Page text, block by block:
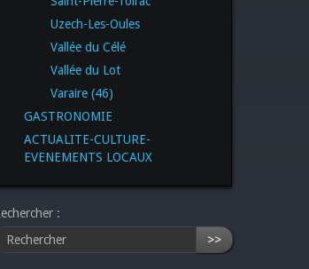
Uzech-Les-Oules
Vallée du Célé
Vallée du Lot
Varaire (46)
GASTRONOMIE
ACTUALITE-CULTURE-
EVENEMENTS LOCAUX
:
>>